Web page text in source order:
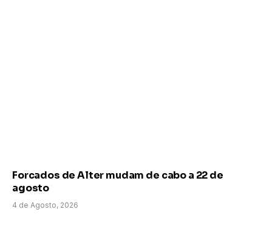
Forcados de Alter mudam de cabo a 22 de
agosto
4 de Agosto, 2026